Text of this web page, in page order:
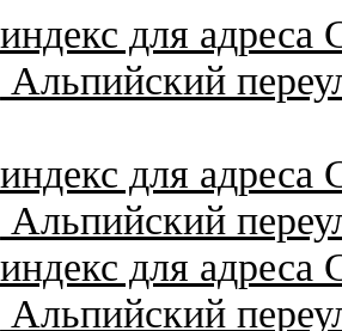
для адреса
Альпийский
для адреса
Альпийский
для адреса
Альпийский